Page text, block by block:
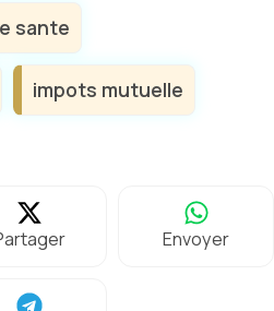
sante
impots mutuelle
Envoyer